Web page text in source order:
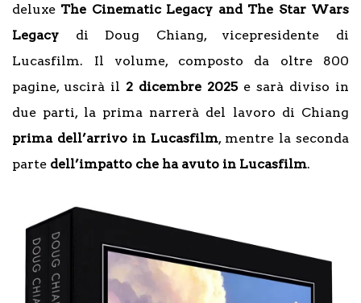
deluxe The Cinematic Legacy and The Star Wars
Legacy di Doug Chiang, vicepresidente di
Lucasfilm. Il volume, composto da oltre 800
pagine, uscirà il 2 dicembre 2025e sarà diviso in
due parti, la prima narrerà del lavoro di Chiang
prima dell’arrivo in Lucasfilm, mentre la seconda
parte dell’impatto che ha avuto in Lucasfilm.